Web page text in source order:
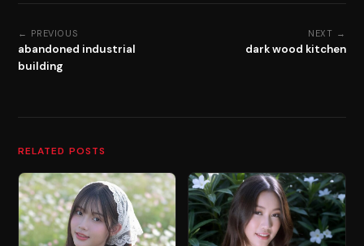
← PREVIOUS
abandoned industrial
building
NEXT →
dark wood kitchen
RELATED POSTS